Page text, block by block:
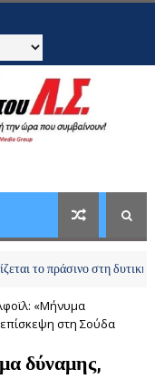
στη δυτική Αττική:
«Μήνυμα
επίσκεψη στη Σούδα
δύναμης,